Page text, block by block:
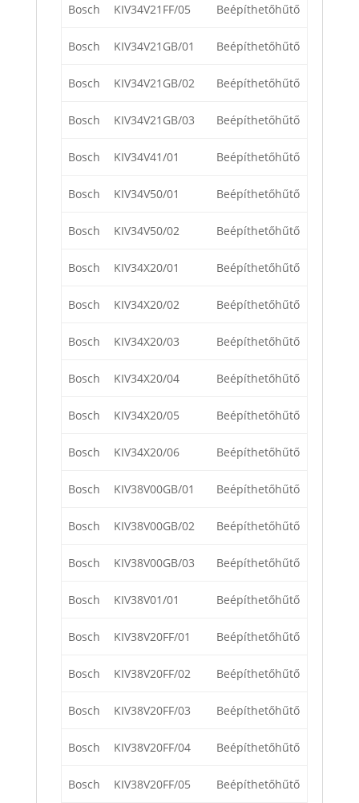
Bosch KIV34V21FF/05 Beépíthetőhűtő
Bosch KIV34V21GB/01 Beépíthetőhűtő
Bosch KIV34V21GB/02 Beépíthetőhűtő
Bosch KIV34V21GB/03 Beépíthetőhűtő
Bosch KIV34V41/01 Beépíthetőhűtő
Bosch KIV34V50/01 Beépíthetőhűtő
Bosch KIV34V50/02 Beépíthetőhűtő
Bosch KIV34X20/01 Beépíthetőhűtő
Bosch KIV34X20/02 Beépíthetőhűtő
Bosch KIV34X20/03 Beépíthetőhűtő
Bosch KIV34X20/04 Beépíthetőhűtő
Bosch KIV34X20/05 Beépíthetőhűtő
Bosch KIV34X20/06 Beépíthetőhűtő
Bosch KIV38V00GB/01 Beépíthetőhűtő
Bosch KIV38V00GB/02 Beépíthetőhűtő
Bosch KIV38V00GB/03 Beépíthetőhűtő
Bosch KIV38V01/01 Beépíthetőhűtő
Bosch KIV38V20FF/01 Beépíthetőhűtő
Bosch KIV38V20FF/02 Beépíthetőhűtő
Bosch KIV38V20FF/03 Beépíthetőhűtő
Bosch KIV38V20FF/04 Beépíthetőhűtő
Bosch KIV38V20FF/05 Beépíthetőhűtő